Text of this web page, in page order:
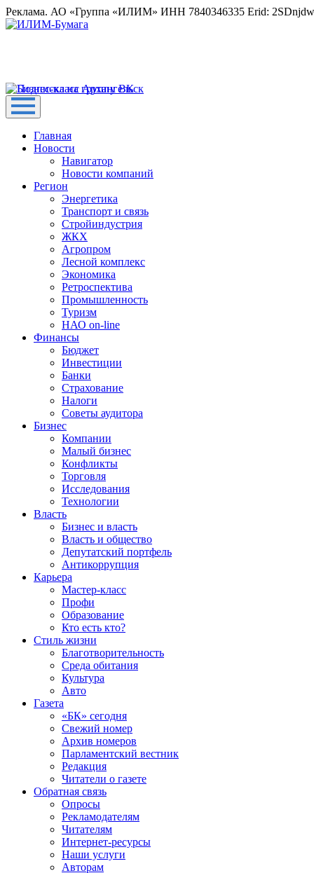
Реклама. АО «Группа «ИЛИМ» ИНН 7840346335 Erid:
Главная
Новости
Навигатор
Новости компаний
Регион
Энергетика
Транспорт и связь
Стройиндустрия
ЖКХ
Агропром
Лесной комплекс
Экономика
Ретроспектива
Промышленность
Туризм
НАО on-line
Финансы
Бюджет
Инвестиции
Банки
Страхование
Налоги
Советы аудитора
Бизнес
Компании
Малый бизнес
Конфликты
Торговля
Исследования
Технологии
Власть
Бизнес и власть
Власть и общество
Депутатский портфель
Антикоррупция
Карьера
Мастер-класс
Профи
Образование
Кто есть кто?
Стиль жизни
Благотворительность
Среда обитания
Культура
Авто
Газета
«БК» сегодня
Свежий номер
Архив номеров
Парламентский вестник
Редакция
Читатели о газете
Обратная связь
Опросы
Рекламодателям
Читателям
Интернет-ресурсы
Наши услуги
Авторам